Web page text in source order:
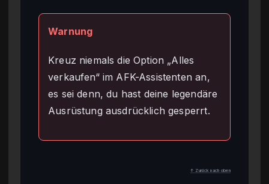
Warnung
Kreuz niemals die Option „Alles
verkaufen“ im AFK-Assistenten an,
es sei denn, du hast deine legendäre
Ausrüstung ausdrücklich gesperrt.
↑ Zurück nach oben